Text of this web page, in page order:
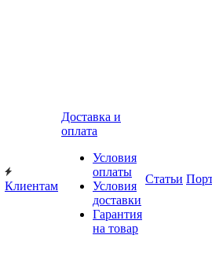
Клиентам
Доставка и
оплата
Условия
оплаты
Условия
доставки
Гарантия
на товар
Статьи